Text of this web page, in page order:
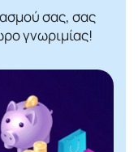
σας, σας
γνωριμίας!